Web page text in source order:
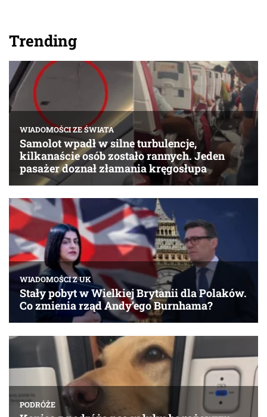
Trending